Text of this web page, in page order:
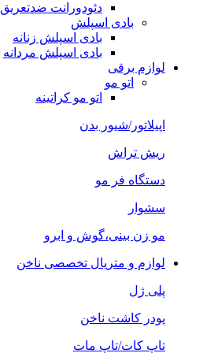
دئودورانت ضدتعریق
بادی اسپلش
بادی اسپلش زنانه
بادی اسپلش مردانه
لوازم برقی
اتو مو
اتو مو کراتینه
اپیلاتور/شیور بدن
ریش تراش
دستگاه فر مو
سشوار
مو زن بینی،گوش و ابرو
لوازم و متریال تخصصی ناخن
پلی ژل
پودر کاشت ناخن
تاپ کات/تاپ مات